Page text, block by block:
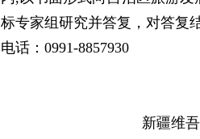
标专家组研究并答复，对答复
电话：0991-8857930
新疆维吾尔自治